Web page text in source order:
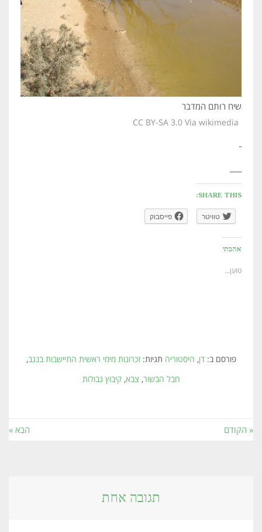
שיח רותם המדבר
CC BY-SA 3.0 Via wikimedia
SHARE THIS:
טוויטר פייסבוק
אהבתי
טוען...
פורסם ב:דן, היסטוריה תגיות:זכרונות מימי ראשית התיישבות בנגב,
חבל הבשור, צבא,קיבוץ גבולות
« הקודם הבא »
תגובה אחת